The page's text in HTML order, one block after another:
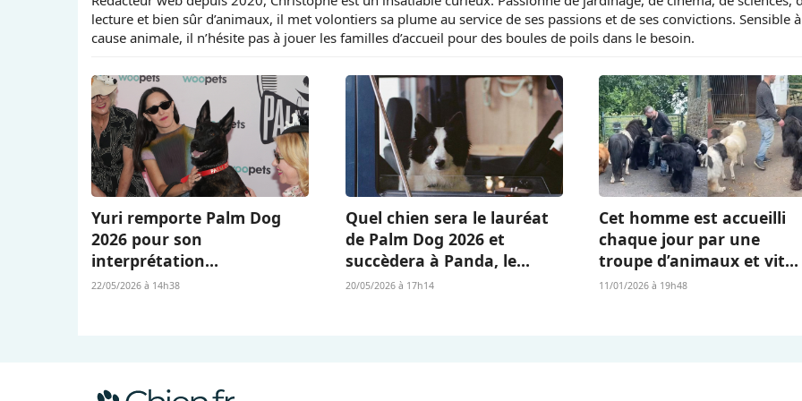
lecture et bien sûr d’animaux, il met volontiers sa plume au service de ses passions et de ses convictions. Sensible
cause animale, il n’hésite pas à jouer les familles d’accueil pour des boules de poils dans le besoin.
Yuri remporte Palm Dog
2026 pour son
interprétation
bouleversante dans « La
22/05/2026 à 14h38
Quel chien sera le lauréat
de Palm Dog 2026 et
succèdera à Panda, le
Berger Islandais de «
20/05/2026 à 17h14
Cet homme est accueilli
chaque jour par une
troupe d’animaux et vit
l’existence dont
11/01/2026 à 19h48